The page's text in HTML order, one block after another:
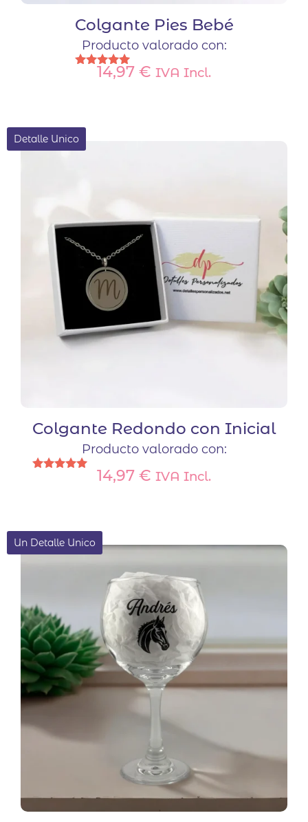
Colgante Pies Bebé
Producto valorado con:
Valorado
14,97 € IVA Incl.
Detalle Unico
Colgante Redondo con Inicial
Producto valorado con:
14,97 € IVA Incl.
Un Detalle Unico